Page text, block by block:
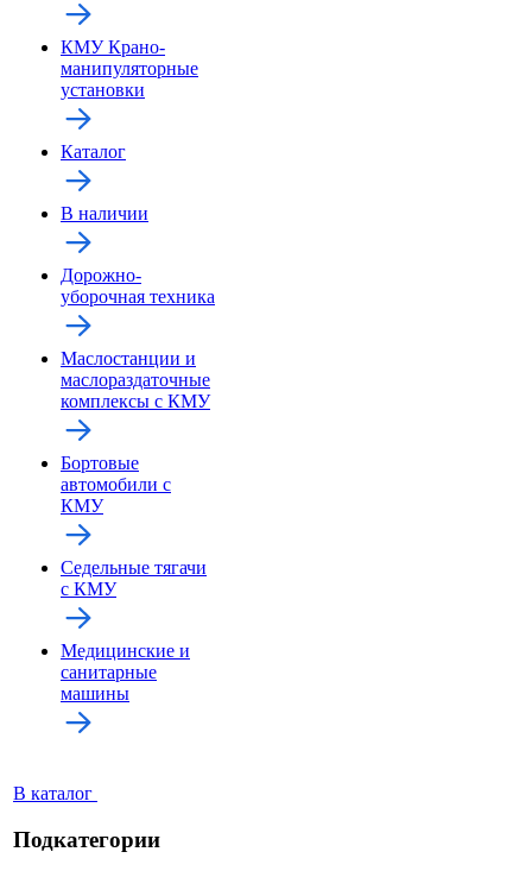
КМУ Крано-
манипуляторные
установки
Каталог
В наличии
Дорожно-
уборочная техника
Маслостанции и
маслораздаточные
комплексы с КМУ
Бортовые
автомобили с
КМУ
Седельные тягачи
с КМУ
Медицинские и
санитарные
машины
В каталог
Подкатегории